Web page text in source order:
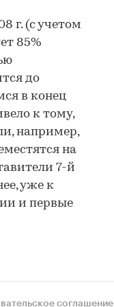
г. (с учетом
85%
до
в конец
к тому,
например,
на
7-й
уже к
и первые
соглашение